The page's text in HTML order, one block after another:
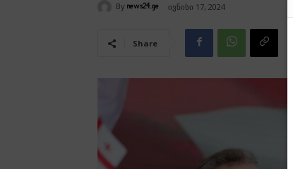
By news24.ge ივნისი 17, 2024
Share